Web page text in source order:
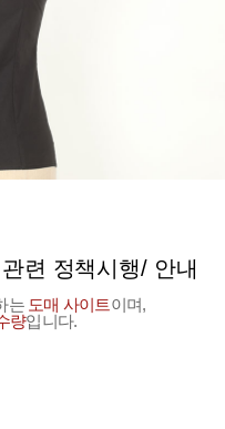
련 정책시행/ 안내
는 도매 사이트이며,
량입니다.